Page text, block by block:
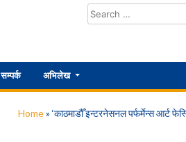
सम्पर्क अभिलेख
Home» ‘काठमाडौँ इन्टरनेसनल पर्फर्मेन्स आर्ट